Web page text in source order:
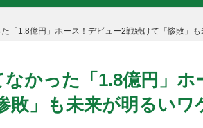
「1.8億円」ホース！デビュー2戦続けて「惨敗」
かった「1.8億円」ホ
敗」も未来が明るいワ